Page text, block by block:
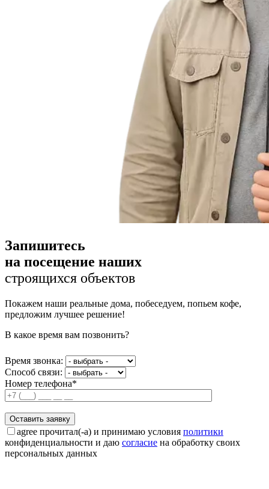
Запишитесь
на посещение наших
строящихся объектов
Покажем наши реальные дома, побеседуем, попьем кофе,
предложим лучшее решение!
В какое время вам позвонить?
Время звонка:
Способ связи:
Номер телефона*
agree прочитал(-а) и принимаю условия политики
конфиденциальности и даю согласие на обработку своих
персональных данных